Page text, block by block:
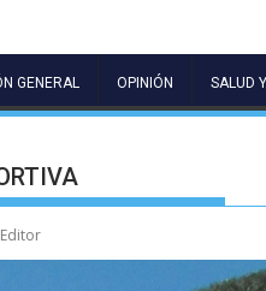
GENERAL OPINIÓN SALUD
Editor